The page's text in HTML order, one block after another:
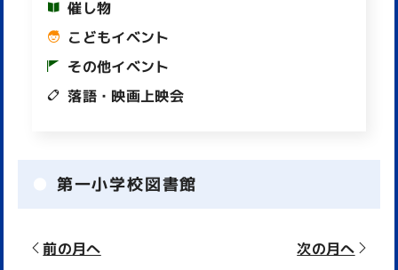
催し物
こどもイベント
その他イベント
落語・映画上映会
第一小学校図書館
前の月へ 次の月へ